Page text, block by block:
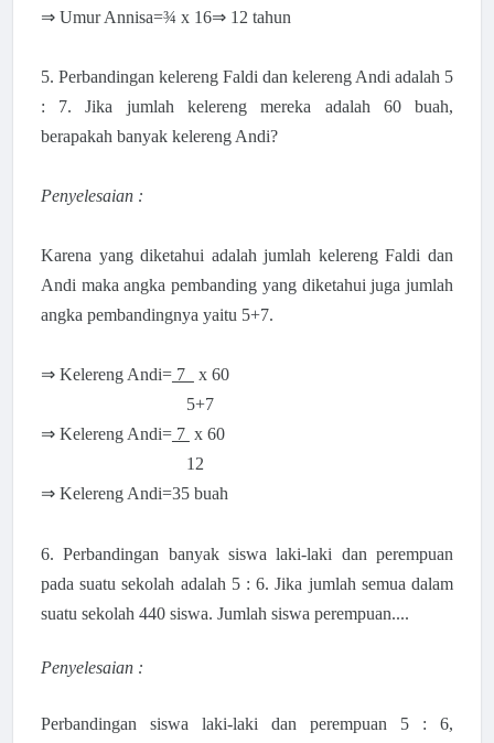
⇒ Umur Annisa=¾ x 16⇒ 12 tahun
5. Perbandingan kelereng Faldi dan kelereng Andi adalah 5
: 7. Jika jumlah kelereng mereka adalah 60 buah,
berapakah banyak kelereng Andi?
Penyelesaian :
Karena yang diketahui adalah jumlah kelereng Faldi dan
Andi maka angka pembanding yang diketahui juga jumlah
angka pembandingnya yaitu 5+7.
⇒ Kelereng Andi=7
x 60
5+7
⇒ Kelereng Andi=7 x 60
12
⇒ Kelereng Andi=35 buah
6.Perbandingan banyak siswa laki-laki dan perempuan
pada suatu sekolah adalah 5 : 6. Jika jumlah semua dalam
suatu sekolah 440 siswa. Jumlah siswa perempuan....
Penyelesaian :
Perbandingan siswa laki-laki dan perempuan 5 : 6,